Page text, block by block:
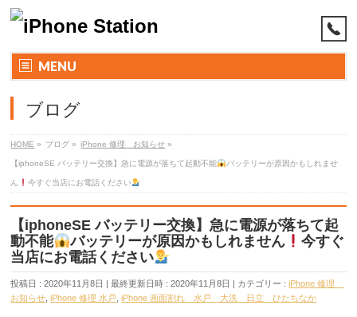
MENU
ブログ
HOME » ブログ » iPhone 修理 お知らせ »
【iphoneSE バッテリー交換】急に電源が落ちて起動不能 バッテリーが原因かもしれませ
ん 今すぐ当店にお電話ください
【iphoneSE バッテリー交換】急に電源が落ちて起
動不能
バッテリーが原因かもしれません
今すぐ
当店にお電話ください
投稿日 : 2020年11月8日 最終更新日時 : 2020年11月8日 カテゴリー :iPhone 修理
お知らせ,iPhone 修理 水戸,iPhone 画面割れ 水戸 大洗 日立 ひたちなか